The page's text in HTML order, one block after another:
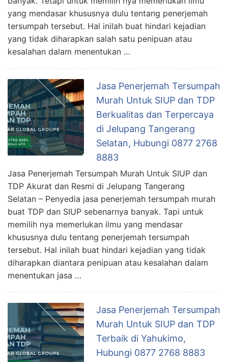
yang mendasar khususnya dulu tentang penerjemah
tersumpah tersebut. Hal inilah buat hindari kejadian
yang tidak diharapkan salah satu penipuan atau
kesalahan dalam menentukan …
Jasa Penerjemah Tersumpah
Murah Untuk SIUP dan TDP
Berkualitas dan Terpercaya
di Jelupang Tangerang
Selatan, Hubungi 0877 2768
8883
Jasa Penerjemah Tersumpah Murah Untuk SIUP dan
TDP Akurat dan Resmi di Jelupang Tangerang
Selatan – Penyedia jasa penerjemah tersumpah murah
buat TDP dan SIUP sebenarnya banyak. Tapi untuk
memilih nya memerlukan ilmu yang mendasar
khususnya dulu tentang penerjemah tersumpah
tersebut. Hal inilah buat hindari kejadian yang tidak
diharapkan diantara penipuan atau kesalahan dalam
menentukan jasa …
Jasa Penerjemah Tersumpah
Murah Untuk SIUP dan TDP
Terbaik di Yahukimo,
Hubungi 0877 2768 8883